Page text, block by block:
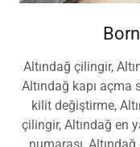
Altındağ çilingir,
Altındağ kapı açma
kilit değiştirme,
çilingir, Altındağ en